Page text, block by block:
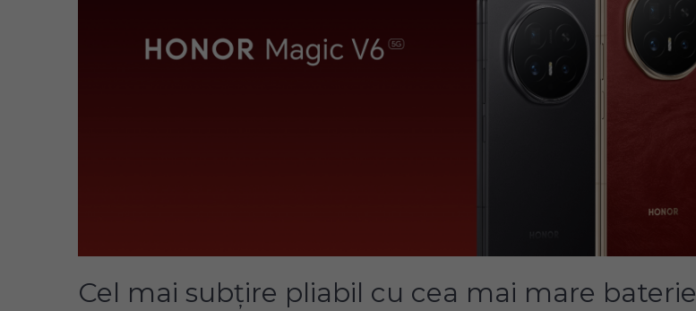
Cel mai subțire pliabil cu cea mai mare baterie